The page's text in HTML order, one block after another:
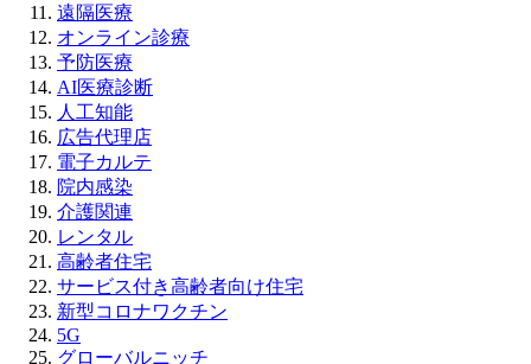
遠隔医療
オンライン診療
予防医療
AI医療診断
人工知能
広告代理店
電子カルテ
院内感染
介護関連
レンタル
高齢者住宅
サービス付き高齢者向け住宅
新型コロナワクチン
5G
グローバルニッチ